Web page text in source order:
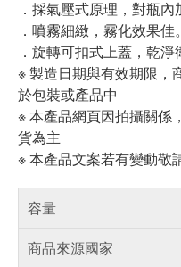
．採氣壓式原理，對瓶內
．噴霧細緻，霧化效果佳。
．旋轉可扣式上蓋，乾淨
※ 製造日期與有效期限，
於包裝或產品中
※ 本產品網頁因拍攝關係
貨為主
※ 本產品文案若有變動敬
容量
商品來源國家